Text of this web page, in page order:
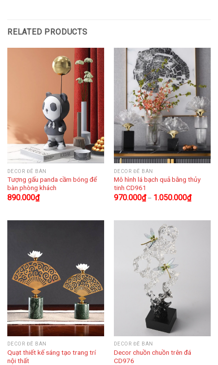
RELATED PRODUCTS
DECOR ĐỂ BÀN
Tượng gấu panda cầm bóng để
bàn phòng khách
890.000₫
DECOR ĐỂ BÀN
Mô hình lá bạch quả bằng thủy
tinh CD961
970.000₫– 1.050.000₫
DECOR ĐỂ BÀN
Quạt thiết kế sáng tạo trang trí
nội thất
DECOR ĐỂ BÀN
Decor chuồn chuồn trên đá
CD976